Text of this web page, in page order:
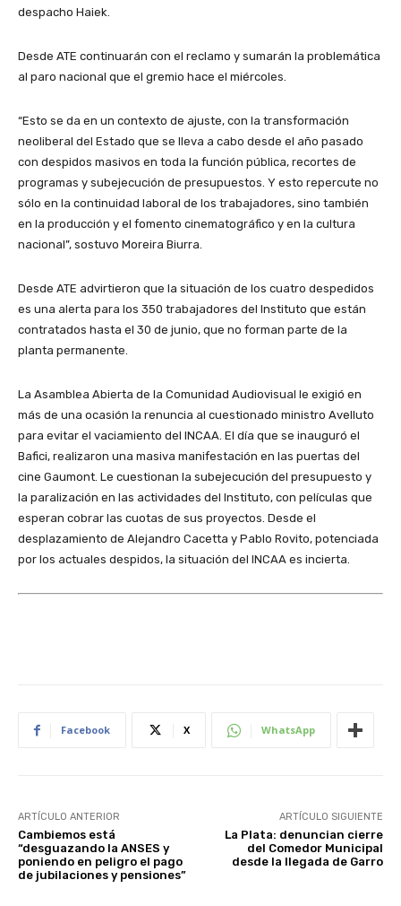
despacho Haiek.
Desde ATE continuarán con el reclamo y sumarán la problemática
al paro nacional que el gremio hace el miércoles.
“Esto se da en un contexto de ajuste, con la transformación
neoliberal del Estado que se lleva a cabo desde el año pasado
con despidos masivos en toda la función pública, recortes de
programas y subejecución de presupuestos. Y esto repercute no
sólo en la continuidad laboral de los trabajadores, sino también
en la producción y el fomento cinematográfico y en la cultura
nacional”, sostuvo Moreira Biurra.
Desde ATE advirtieron que la situación de los cuatro despedidos
es una alerta para los 350 trabajadores del Instituto que están
contratados hasta el 30 de junio, que no forman parte de la
planta permanente.
La Asamblea Abierta de la Comunidad Audiovisual le exigió en
más de una ocasión la renuncia al cuestionado ministro Avelluto
para evitar el vaciamiento del INCAA. El día que se inauguró el
Bafici, realizaron una masiva manifestación en las puertas del
cine Gaumont. Le cuestionan la subejecución del presupuesto y
la paralización en las actividades del Instituto, con películas que
esperan cobrar las cuotas de sus proyectos. Desde el
desplazamiento de Alejandro Cacetta y Pablo Rovito, potenciada
por los actuales despidos, la situación del INCAA es incierta.
Facebook X WhatsApp
ARTÍCULO ANTERIOR
Cambiemos está
“desguazando la ANSES y
poniendo en peligro el pago
de jubilaciones y pensiones”
ARTÍCULO SIGUIENTE
La Plata: denuncian cierre
del Comedor Municipal
desde la llegada de Garro